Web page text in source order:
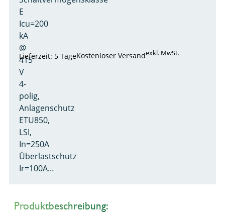
E
Icu=200
kA
@
415
V
4-
polig,
Anlagenschutz
ETU850,
LSI,
In=250A
Überlastschutz
Ir=100A…
Lieferzeit: 5 TageKostenloser Versandexkl. MwSt.
Produktbeschreibung: